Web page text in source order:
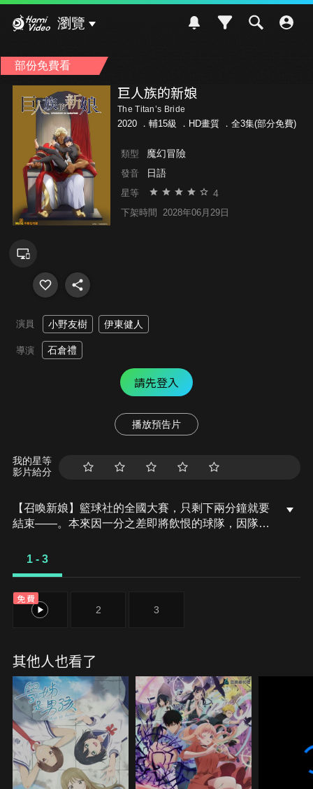
瀏覽
部份免費看
巨人族的新娘
The Titan’s Bride
2020 ． 輔15級 ．HD畫質 ．全3集(部分免費)
類型 魔幻冒險
發音 日語
星等 4
下架時間 2028年06月29日
演員 小野友樹 伊東健人
導演 石倉禮
請先登入
播放預告片
我的星等
影片給分
【召喚新娘】籃球社的全國大賽，只剩下兩分鐘就要
結束——。本來因一分之差即將飲恨的球隊，因隊長
180cm，在學校裡受到身為經理的學妹仰慕的風雲人
劇的王子】正當晃一因突然的召喚而陷入混亂時，巨
人國泰魯坦托的王子凱烏斯則是因感激而渾身發抖。
定暫時住在這個國家的晃一。雖然對凱烏斯的溺愛行
為感到十分困惑，但巨人族們的生活卻更令他驚訝。
以「繁榮」的概念為力量來源的巨人國泰魯坦托，到
處都能見到不分場合，正在卿卿我我的情侶們。
1 - 3
免費
1 2 3
其他人也看了